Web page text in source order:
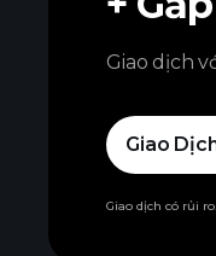
Giao dịch
Giao
Giao dịch có rủi